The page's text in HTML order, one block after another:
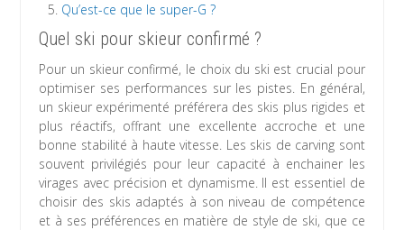
Qu’est-ce que le super-G ?
Quel ski pour skieur confirmé ?
Pour un skieur confirmé, le choix du ski est crucial pour
optimiser ses performances sur les pistes. En général,
un skieur expérimenté préférera des skis plus rigides et
plus réactifs, offrant une excellente accroche et une
bonne stabilité à haute vitesse. Les skis de carving sont
souvent privilégiés pour leur capacité à enchainer les
virages avec précision et dynamisme. Il est essentiel de
choisir des skis adaptés à son niveau de compétence
et à ses préférences en matière de style de ski, que ce